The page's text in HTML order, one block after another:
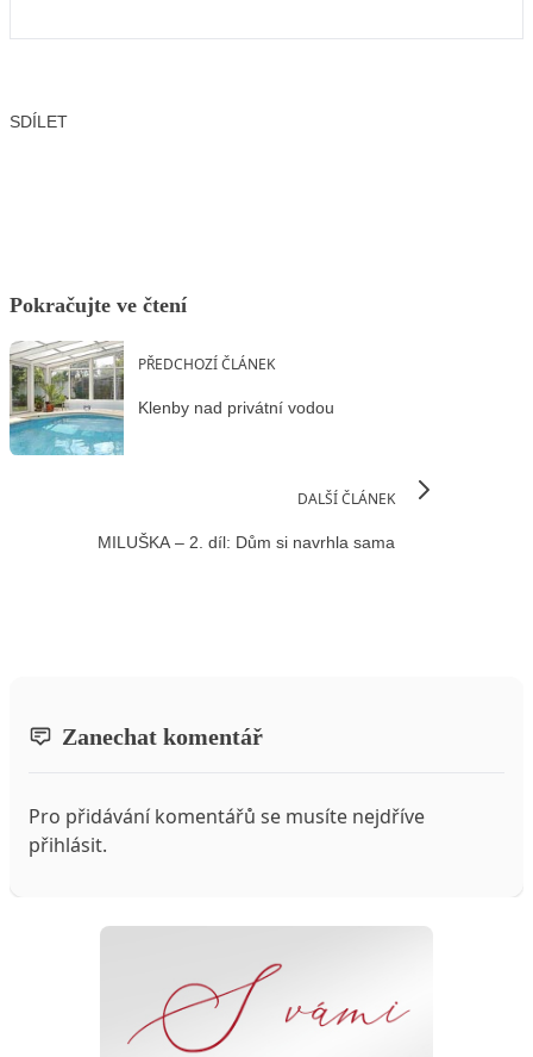
SDÍLET
Pokračujte ve čtení
PŘEDCHOZÍ ČLÁNEK
Klenby nad privátní vodou
DALŠÍ ČLÁNEK
MILUŠKA – 2. díl: Dům si navrhla sama
Zanechat komentář
Pro přidávání komentářů se musíte nejdříve
přihlásit.